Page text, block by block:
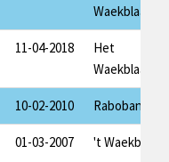
Waekblaad
11-04-2018
Het
Waekblaad
10-02-2010 Rabobancair
01-03-2007 't Waekblaad